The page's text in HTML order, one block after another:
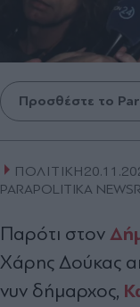
Προσθέστε το
ΠΟΛΙΤΙΚΗ
PARAPOLITIKA
Παρότι στον
Χάρης Δούκας
νυν δήμαρχος,